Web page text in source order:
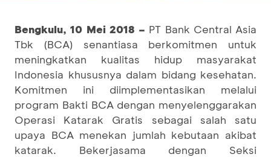
Bengkulu, 10 Mei 2018 – PT Bank Central Asia
Tbk (BCA) senantiasa berkomitmen untuk
meningkatkan kualitas hidup masyarakat
Indonesia khususnya dalam bidang kesehatan.
Komitmen ini diimplementasikan melalui
program Bakti BCA dengan menyelenggarakan
Operasi Katarak Gratis sebagai salah satu
upaya BCA menekan jumlah kebutaan akibat
katarak. Bekerjasama dengan Seksi